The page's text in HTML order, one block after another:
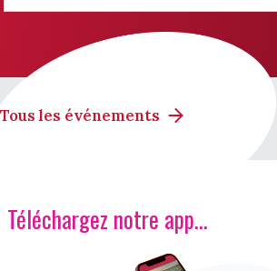
Tous les événements
Téléchargez notre app…